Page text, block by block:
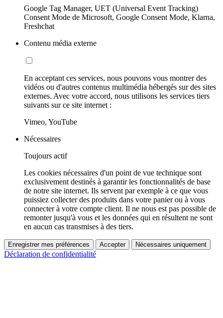
Google Tag Manager, UET (Universal Event Tracking)
Consent Mode de Microsoft, Google Consent Mode, Klarna,
Freshchat
Contenu média externe
En acceptant ces services, nous pouvons vous montrer des
vidéos ou d'autres contenus multimédia hébergés sur des sites
externes. Avec votre accord, nous utilisons les services tiers
suivants sur ce site internet :
Vimeo, YouTube
Nécessaires
Toujours actif
Les cookies nécessaires d'un point de vue technique sont
exclusivement destinés à garantir les fonctionnalités de base
de notre site internet. Ils servent par exemple à ce que vous
puissiez collecter des produits dans votre panier ou à vous
connecter à votre compte client. Il ne nous est pas possible de
remonter jusqu'à vous et les données qui en résultent ne sont
en aucun cas transmises à des tiers.
Enregistrer mes préférences Accepter Nécessaires uniquement
Déclaration de confidentialité